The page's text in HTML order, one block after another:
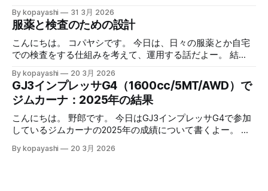
て、アップルウォッチの心拍数計は（たぶん）少し遅延があ
るのでそれを見越しての使用、って使い分けをしています。
ただ、やっぱりちょっと不満というか、アップルウォッチで
H9の値を見れないのって不便だよなーって思ってました。
ング的なランニングにAppleWatchも併用開始 冬場の心拍数
トレーニング的なランニング 続きはリンクからどうぞー。
記事一覧はこちら：制御と観察の記録 （過去記事一覧はこ
ちら）
ないのですが、たまに行きますと見切られているものなどあ
り、ついつい買ってしまいます。 なかでもサーモンの切り
身が半額になっていると鮭とば的な何かを作りたくなって買
ってしまいます。 鮭とば的な何かの作り方 作り方： 1. サー
3. 両面強めの塩コショウをしてすりこむ 4. 網の上に乗せ
て、お皿に乗せて、冷蔵庫で乾燥させる 1. 日数はお好みで
2. 半生～ガチガチまで調整可能 5. 可能なら毎日裏返す 6. 取
り出して適当な大きさに切って食べる 7. 美味しいねー 安全
について 簡単だけど、このやり方が出来上がる何かはそも
そも「鮭とば」なのかとか、食中毒を予防できているのか、
アニサキスなど寄生虫は大丈夫か、とかは不明です。 安全
By kopayashi 31 3月 2026
服薬と検査のための設計
こんにちは。 コパヤシです。 今日は、日々の服薬とか自宅
での検査をする仕組みを考えて、運用する話だよー。 結
最適化していけばいいのかなと思うよー。 緒言 コパヤシは
知命って50代なんだけど、いままで病気らしい病気をしたこ
ともありませんでした。最近になって子供が病気になった
り、自分も喘息と判明したりと、服薬や自宅での検査（検
尿）をすることになりました。そのときの思考過程や試行錯
しに次男（当時３歳）の太ももを触った時、なんだかいつも
By kopayashi 20 3月 2026
GJ3インプレッサG4（1600cc/5MT/AWD）で
ジムカーナ：2025年の結果
こんにちは。 野郎です。 今日はGJ3インプレッサG4で参加
しているジムカーナの2025年の成績について書くよー。 結
ひゃっほー。 GJ3インプレッサG4に乗り換えた 何年かNCロ
By kopayashi 20 3月 2026